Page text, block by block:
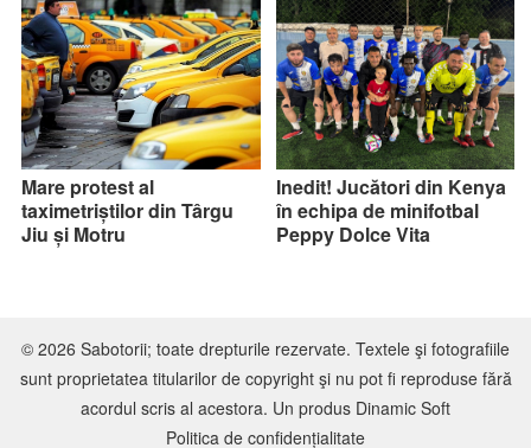
Mare protest al
taximetriștilor din Târgu
Jiu și Motru
Inedit! Jucători din Kenya
în echipa de minifotbal
Peppy Dolce Vita
© 2026 Sabotorii; toate drepturile rezervate. Textele şi fotografiile
sunt proprietatea titularilor de copyright şi nu pot fi reproduse fără
acordul scris al acestora. Un produs Dinamic Soft
Politica de confidențialitate